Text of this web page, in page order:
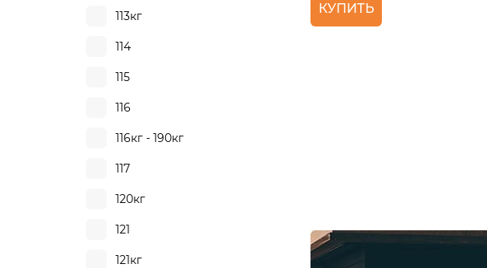
113кг
114
115
116
116кг - 190кг
117
120кг
121
121кг
КУПИТЬ